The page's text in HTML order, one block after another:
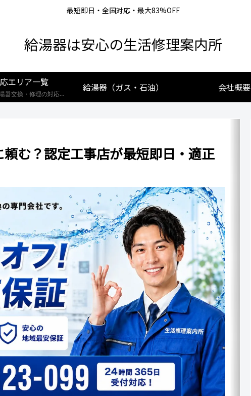
最短即日・全国対応・最大83%OFF
給湯器は安心の生活修理案内所
エリア一覧
【全国対応】給湯器交換・修理の対応エリア一覧。北海道から沖縄まで、創業25年の実績あるプロが最短即日で駆けつけます。リンナイ・ノーリツ・パロマなど全メーカー対応。お住まいの地域の施工事例や費用相場をご確認いただけます。
給湯器（ガス・石油） 会社概要
む？認定工事店が最短即日・適正